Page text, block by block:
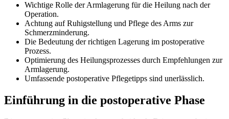
Wichtige Rolle der Armlagerung für die Heilung nach der
Operation.
Achtung auf Ruhigstellung und Pflege des Arms zur
Schmerzminderung.
Die Bedeutung der richtigen Lagerung im postoperative
Prozess.
Optimierung des Heilungsprozesses durch Empfehlungen zur
Armlagerung.
Umfassende postoperative Pflegetipps sind unerlässlich.
Einführung in die postoperative Phase